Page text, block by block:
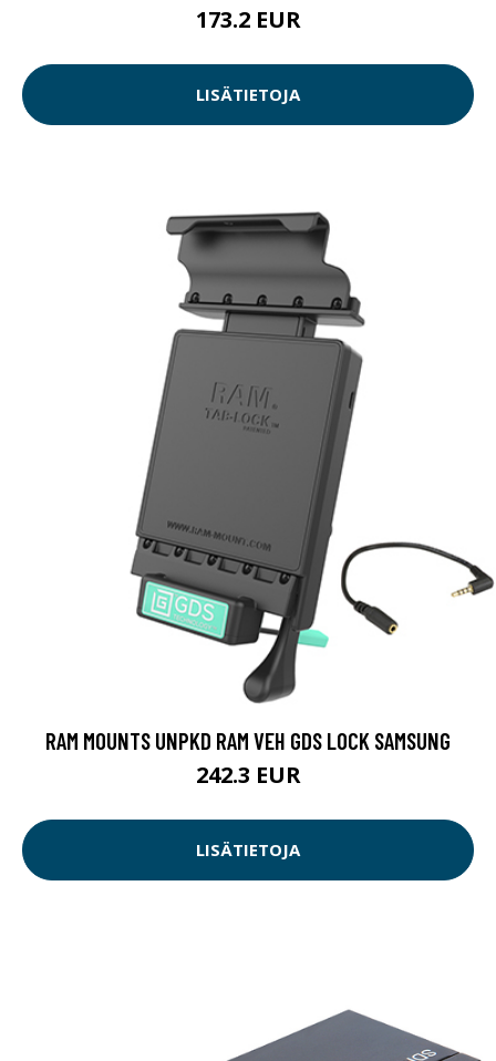
173.2 EUR
LISÄTIETOJA
RAM MOUNTS UNPKD RAM VEH GDS LOCK SAMSUNG
242.3 EUR
LISÄTIETOJA